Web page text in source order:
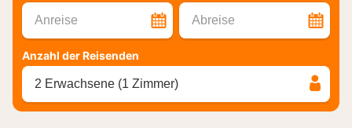
Anreise Abreise
Anzahl der Reisenden
2 Erwachsene (1 Zimmer)